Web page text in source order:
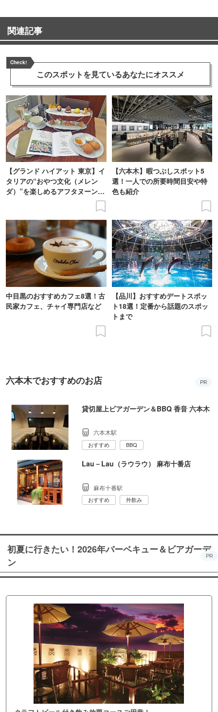
関連記事
Check!
このスポットを見ているあなたにオススメ
【グランド ハイアット 東京】イ
タリアの“おやつ文化（メレン
ダ）”を楽しめるアフタヌーンテ
【六本木】暇つぶしスポット5
選！一人での所要時間目安や特
色も紹介
中目黒のおすすめカフェ8選！古
民家カフェ、チャイ専門店など
【品川】おすすめデートスポッ
ト18選！定番から話題のスポッ
トまで
六本木でおすすめのお店 PR
貸切屋上ビアガーデン＆BBQ 香音 六本木
六本木駅
おすすめ BBQ
Lau－Lau（ラウラウ） 麻布十番店
麻布十番駅
おすすめ 外飲み
初夏に行きたい！2026年バーベキュー＆ビアガーデ
ン
PR